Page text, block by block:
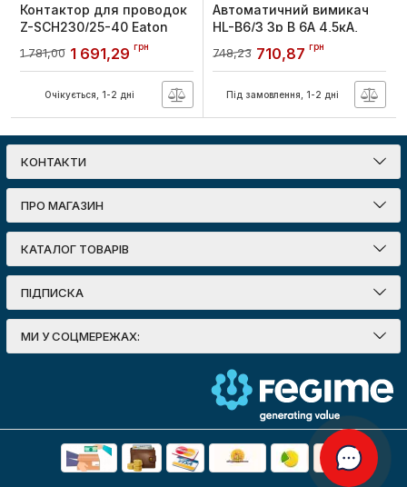
Контактор для проводок
Z-SCH230/25-40 Eaton
Артикул: 248847
1 781,00 1 691,29 грн
Очікується, 1-2 дні
Автоматичний вимикач
HL-B6/3 3p B 6А 4,5кА,
194778
748,23 710,87 грн
Під замовлення, 1-2 дні
КОНТАКТИ
ПРО МАГАЗИН
КАТАЛОГ ТОВАРІВ
ПІДПИСКА
МИ У СОЦМЕРЕЖАХ: